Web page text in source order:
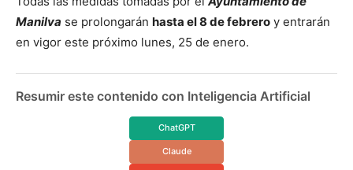
Manilva se prolongarán hasta el 8 de febrero y entrarán
en vigor este próximo lunes, 25 de enero.
Resumir este contenido con Inteligencia Artificial
ChatGPT
Claude